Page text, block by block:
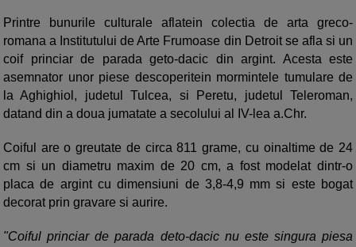
Printre bunurile culturale aflatein colectia de arta greco-
romana a Institutului de Arte Frumoase din Detroit se afla si un
coif princiar de parada geto-dacic din argint. Acesta este
asemnator unor piese descoperitein mormintele tumulare de
la Aghighiol, judetul Tulcea, si Peretu, judetul Teleroman,
datand din a doua jumatate a secolului al IV-lea a.Chr.
Coiful are o greutate de circa 811 grame, cu oinaltime de 24
cm si un diametru maxim de 20 cm, a fost modelat dintr-o
placa de argint cu dimensiuni de 3,8-4,9 mm si este bogat
decorat prin gravare si aurire.
"Coiful princiar de parada deto-dacic nu este singura piesa